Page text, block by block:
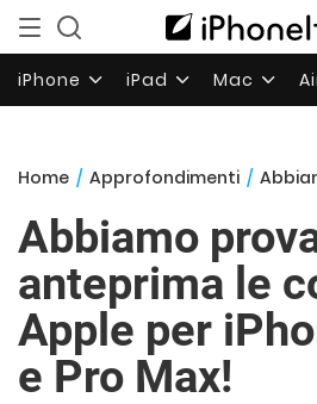
iPhone iPad Mac
Home / Approfondimenti / Abbiamo
Abbiamo
anteprima le
Apple per
e Pro Max!